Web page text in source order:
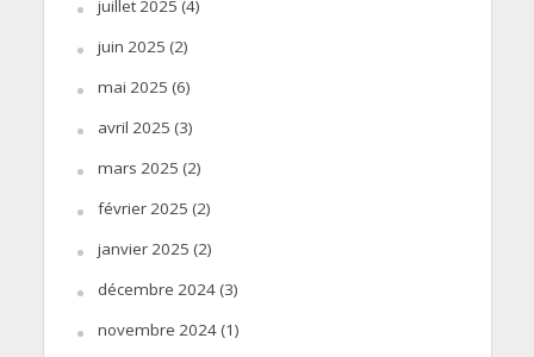
juillet 2025 (4)
juin 2025 (2)
mai 2025 (6)
avril 2025 (3)
mars 2025 (2)
février 2025 (2)
janvier 2025 (2)
décembre 2024(3)
novembre 2024(1)